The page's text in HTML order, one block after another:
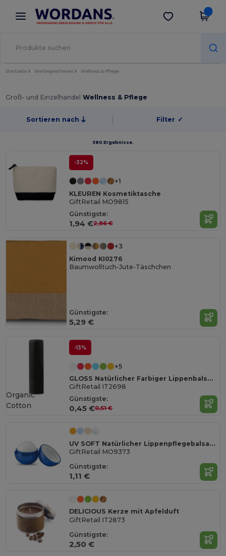
× Wordans App
Bessere Preise in der App!
App holen
Startseite Werbegeschenke Wellness & Pflege
Groß- und Einzelhandel Wellness & Pflege
Sortieren nach Filter ✓
380 Ergebnisse.
-32%
+1
KLEUREN Kosmetiktasche
GiftRetail MO9815
Günstigste:
1,94 €2,86 €
+3
Kimood KI0276
Baumwolltuch-Jute-Täschchen
Günstigste:
5,29 €
-13%
+5
GLOSS Natürlicher Farbiger Lippenbalsam mit SPF10
GiftRetail IT2698
Günstigste:
0,45 €0,51 €
Organic
Cotton
UV SOFT Natürlicher Lippenpflegebalsam im Eierdesign
GiftRetail MO9373
Günstigste:
1,11 €
DELICIOUS Kerze mit Apfelduft
GiftRetail IT2873
Günstigste:
2,50 €